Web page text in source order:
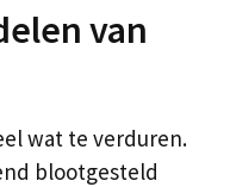
van
wat te verduren.
blootgesteld